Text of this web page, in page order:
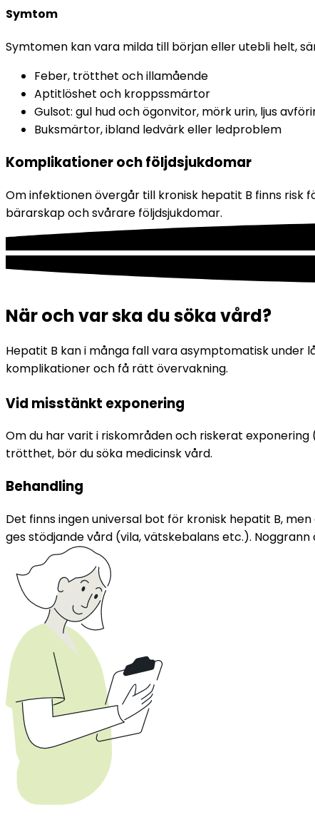
Symtom
Symtomen kan vara milda till början eller utebli helt,
Feber, trötthet och illamående
Aptitlöshet och kroppssmärtor
Gulsot: gul hud och ögonvitor, mörk urin, ljus
Buksmärtor, ibland ledvärk eller ledproblem
Komplikationer och följdsjukdomar
Om infektionen övergår till kronisk hepatit B finns
bärarskap och svårare följdsjukdomar.
När och var ska du söka vård?
Hepatit B kan i många fall vara asymptomatisk
komplikationer och få rätt övervakning.
Vid misstänkt exponering
Om du har varit i riskområden och riskerat
trötthet, bör du söka medicinsk vård.
Behandling
Det finns ingen universal bot för kronisk hepatit B,
ges stödjande vård (vila, vätskebalans etc.).